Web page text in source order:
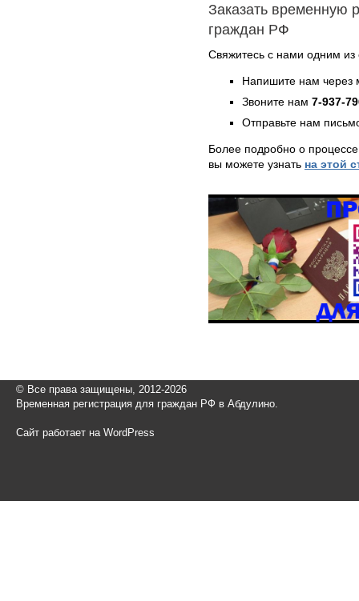
Заказать временную
граждан РФ
Свяжитесь с нами одним
Напишите нам через
Звоните нам 7-937-
Отправьте нам
Более подробно о
вы можете узнать на этой
© Все права защищены, 2012-2026
Временная регистрация для граждан РФ в Абдулино.
Сайт работает на WordPress